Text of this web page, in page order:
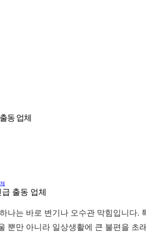
동 업체
출동 업체
나는 바로 변기나 오수관 막힘입니다
뿐만 아니라 일상생활에 큰 불편을